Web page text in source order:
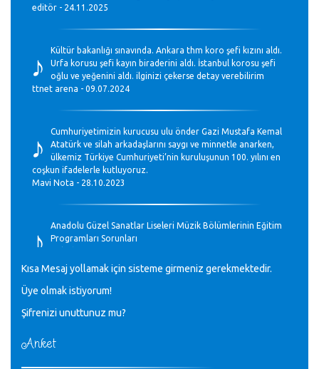
editör - 24.11.2025
♪
Kültür bakanlığı sınavında. Ankara thm koro şefi kızını aldı.
Urfa korusu şefi kayın biraderini aldı. İstanbul korosu şefi
oğlu ve yeğenini aldı. ilginizi çekerse detay verebilirim
ttnet arena - 09.07.2024
♪
Cumhuriyetimizin kurucusu ulu önder Gazi Mustafa Kemal
Atatürk ve silah arkadaşlarını saygı ve minnetle anarken,
ülkemiz Türkiye Cumhuriyeti’nin kuruluşunun 100. yılını en
coşkun ifadelerle kutluyoruz.
Mavi Nota - 28.10.2023
♪
Anadolu Güzel Sanatlar Liseleri Müzik Bölümlerinin Eğitim
Programları Sorunları
♪
GEÇMİŞ OLSUN TÜRKİYE!
Mavi Nota - 07.02.2023
30 yıl sonra karşılaşmak çok güzel Kurtuluş, teveccüh
Kısa Mesaj yollamak için sisteme girmeniz gerekmektedir.
Üye olmak istiyorum!
Şifrenizi unuttunuz mu?
Anket